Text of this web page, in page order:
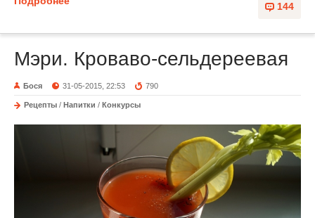
144
Мэри. Кроваво-сельдереевая
Бося 31-05-2015, 22:53 790
Рецепты / Напитки / Конкурсы